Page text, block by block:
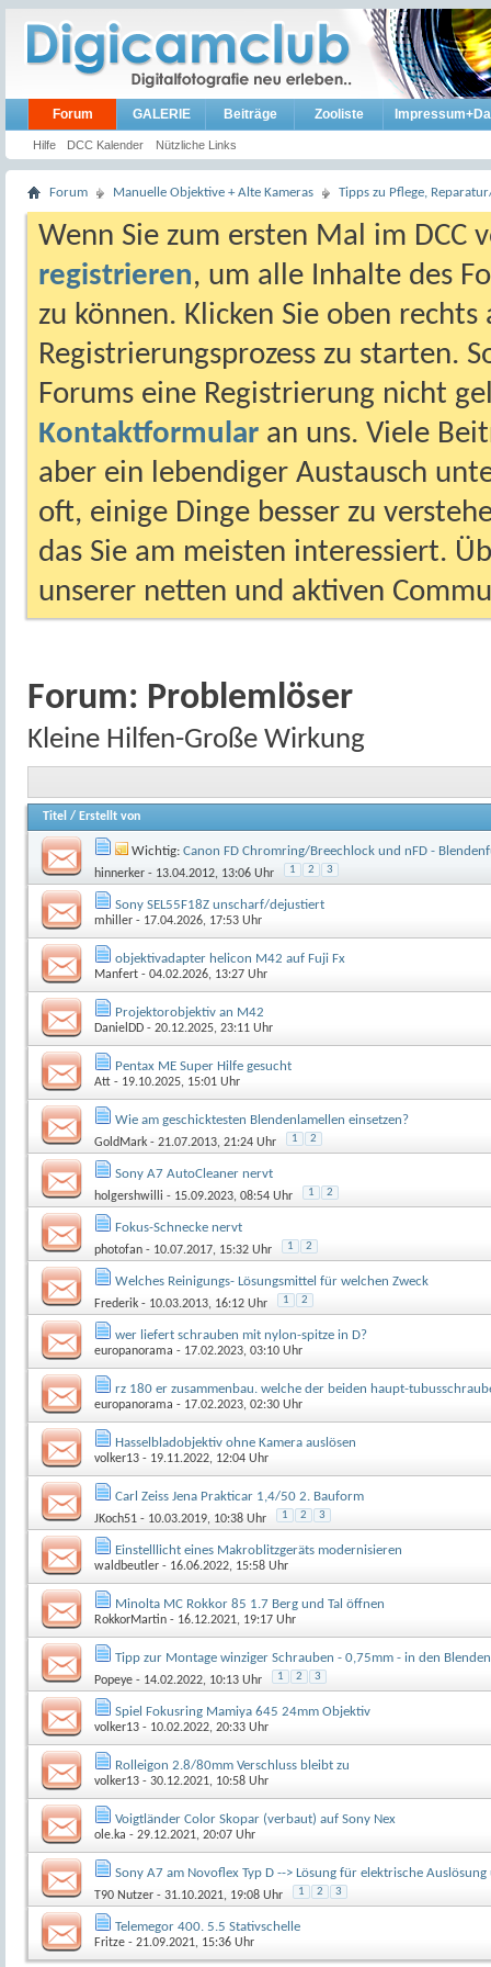
Forum
Hilfe DCC Kalender Nützliche Links
GALERIE Beiträge Zooliste
Forum Manuelle Objektive + Alte Kameras Tipps zu Pflege,
Wenn Sie zum ersten Mal im DCC
registrieren, um alle Inhalte des
zu können. Klicken Sie oben
Registrierungsprozess zu starten.
Forums eine Registrierung nicht
Kontaktformular an uns. Viele
aber ein lebendiger Austausch
oft, einige Dinge besser zu
das Sie am meisten interessiert.
unserer netten und aktiven
Forum: Problemlöser
Kleine Hilfen-Große Wirkung
Titel / Erstellt von
Wichtig: Canon FD Chromring/Breechlock und nFD -
hinnerker - 13.04.2012, 13:06 Uhr 1 2 3
Sony SEL55F18Z unscharf/dejustiert
mhiller - 17.04.2026, 17:53 Uhr
objektivadapter helicon M42 auf Fuji Fx
Manfert - 04.02.2026, 13:27 Uhr
Projektorobjektiv an M42
DanielDD - 20.12.2025, 23:11 Uhr
Pentax ME Super Hilfe gesucht
Att - 19.10.2025, 15:01 Uhr
Wie am geschicktesten Blendenlamellen einsetzen?
GoldMark - 21.07.2013, 21:24 Uhr 1 2
Sony A7 AutoCleaner nervt
holgershwilli - 15.09.2023, 08:54 Uhr 1 2
Fokus-Schnecke nervt
photofan - 10.07.2017, 15:32 Uhr 1 2
Welches Reinigungs- Lösungsmittel für welchen Zweck
Frederik - 10.03.2013, 16:12 Uhr 1 2
wer liefert schrauben mit nylon-spitze in D?
europanorama - 17.02.2023, 03:10 Uhr
rz 180 er zusammenbau. welche der beiden haupt-
europanorama - 17.02.2023, 02:30 Uhr
Hasselbladobjektiv ohne Kamera auslösen
volker13 - 19.11.2022, 12:04 Uhr
Carl Zeiss Jena Prakticar 1,4/50 2. Bauform
JKoch51 - 10.03.2019, 10:38 Uhr 1 2 3
Einstelllicht eines Makroblitzgeräts modernisieren
waldbeutler - 16.06.2022, 15:58 Uhr
Minolta MC Rokkor 85 1.7 Berg und Tal öffnen
RokkorMartin - 16.12.2021, 19:17 Uhr
Tipp zur Montage winziger Schrauben - 0,75mm - in den
Popeye - 14.02.2022, 10:13 Uhr 1 2 3
Spiel Fokusring Mamiya 645 24mm Objektiv
volker13 - 10.02.2022, 20:33 Uhr
Rolleigon 2.8/80mm Verschluss bleibt zu
volker13 - 30.12.2021, 10:58 Uhr
Voigtländer Color Skopar (verbaut) auf Sony Nex
ole.ka - 29.12.2021, 20:07 Uhr
Sony A7 am Novoflex Typ D --> Lösung für elektrische
T90 Nutzer - 31.10.2021, 19:08 Uhr 1 2 3
Telemegor 400. 5.5 Stativschelle
Fritze - 21.09.2021, 15:36 Uhr